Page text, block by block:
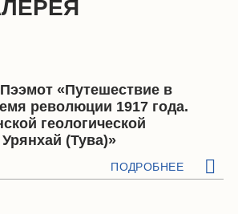
«Путешествие в
революции 1917 года.
геологической
(Тува)»
ПОДРОБНЕЕ